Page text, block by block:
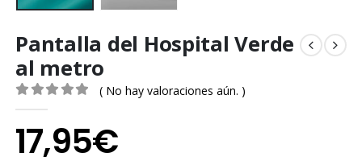
Pantalla del Hospital Verde
al metro
0out of 5
( No hay valoraciones aún. )
17,95€